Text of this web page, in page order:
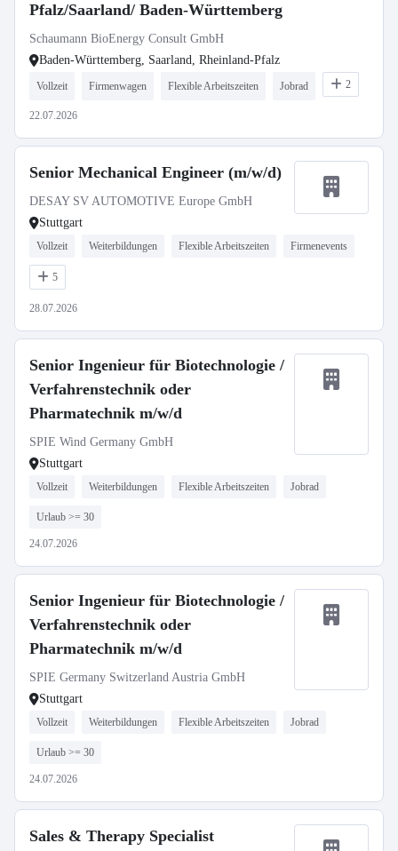
Pfalz/Saarland/ Baden-Württemberg
Schaumann BioEnergy Consult GmbH
Baden-Württemberg, Saarland, Rheinland-Pfalz
Vollzeit Firmenwagen Flexible Arbeitszeiten Jobrad 2
22.07.2026
Senior Mechanical Engineer (m/w/d)
DESAY SV AUTOMOTIVE Europe GmbH
Stuttgart
Vollzeit Weiterbildungen Flexible Arbeitszeiten Firmenevents
5
28.07.2026
Senior Ingenieur für Biotechnologie /
Verfahrenstechnik oder
Pharmatechnik m/w/d
SPIE Wind Germany GmbH
Stuttgart
Vollzeit Weiterbildungen Flexible Arbeitszeiten Jobrad
Urlaub >= 30
24.07.2026
Senior Ingenieur für Biotechnologie /
Verfahrenstechnik oder
Pharmatechnik m/w/d
SPIE Germany Switzerland Austria GmbH
Stuttgart
Vollzeit Weiterbildungen Flexible Arbeitszeiten Jobrad
Urlaub >= 30
24.07.2026
Sales & Therapy Specialist